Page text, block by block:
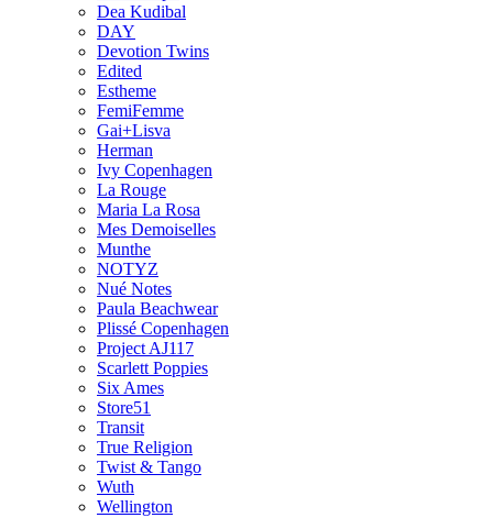
Dea Kudibal
DAY
Devotion Twins
Edited
Estheme
FemiFemme
Gai+Lisva
Herman
Ivy Copenhagen
La Rouge
Maria La Rosa
Mes Demoiselles
Munthe
NOTYZ
Nué Notes
Paula Beachwear
Plissé Copenhagen
Project AJ117
Scarlett Poppies
Six Ames
Store51
Transit
True Religion
Twist & Tango
Wuth
Wellington